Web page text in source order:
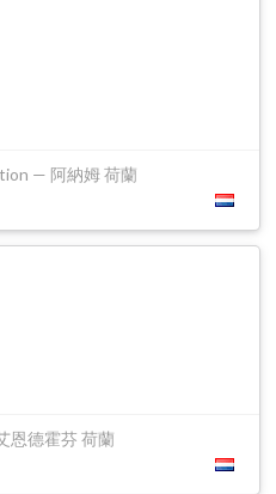
— 阿納姆 荷蘭
恩德霍芬 荷蘭